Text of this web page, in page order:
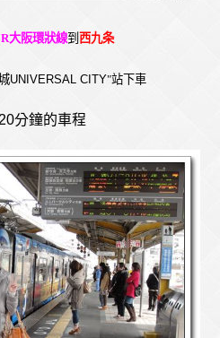
大阪環狀線到 西九条
UNIVERSAL CITY"站下車
分鐘的車程